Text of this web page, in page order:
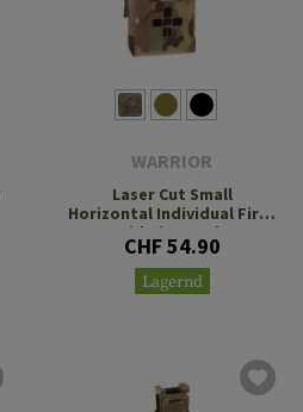
WARRIOR
Laser Cut Small
Horizontal Individual First
Aid Kit Pouch
CHF 54.90
Lagernd